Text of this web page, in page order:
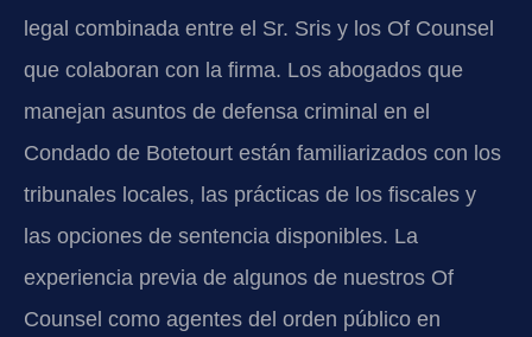
legal combinada entre el Sr. Sris y los Of Counsel
que colaboran con la firma. Los abogados que
manejan asuntos de defensa criminal en el
Condado de Botetourt están familiarizados con los
tribunales locales, las prácticas de los fiscales y
las opciones de sentencia disponibles. La
experiencia previa de algunos de nuestros Of
Counsel como agentes del orden público en